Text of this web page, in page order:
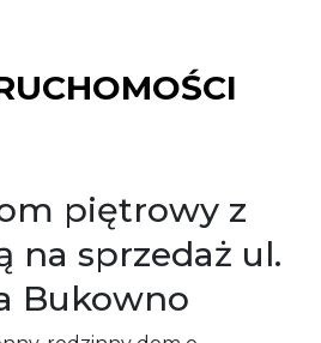
piętrowy z
na sprzedaż ul.
Bukowno